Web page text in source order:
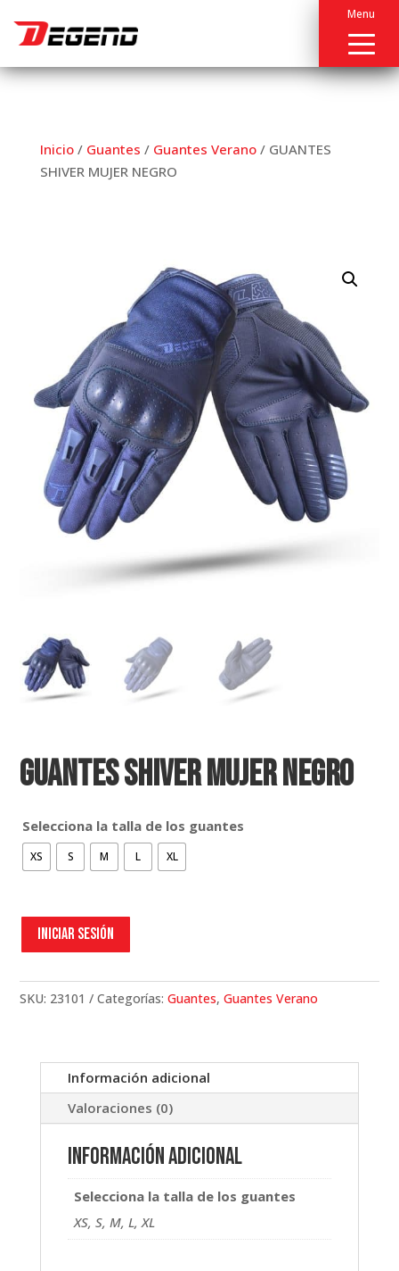
Menu
Inicio/ Guantes / Guantes Verano/ GUANTES
SHIVER MUJER NEGRO
GUANTES SHIVER MUJER NEGRO
Selecciona la talla de los guantes
XS S M L XL
Iniciar sesión
SKU: 23101 Categorías:Guantes,Guantes Verano
Información adicional
Valoraciones (0)
Información adicional
Selecciona la talla de los guantes
XS, S, M, L, XL